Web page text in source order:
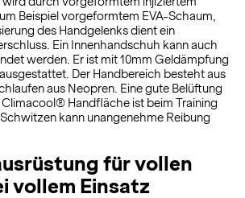
Beispiel vorgeformtem EVA-Schaum,
des Handgelenks dient ein
Ein Innenhandschuh kann auch
werden. Er ist mit 10mm Geldämpfung
Der Handbereich besteht aus
aus Neopren. Eine gute Belüftung
Handfläche ist beim Training
kann unangenehme Reibung
für vollen
vollem Einsatz